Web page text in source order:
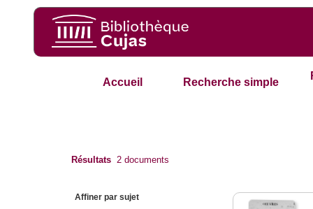
Accueil Recherche simple
Résultats 2 documents
Affiner par sujet